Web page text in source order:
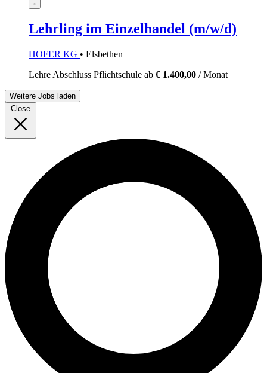
Lehrling im Einzelhandel (m/w/d)
HOFER KG • Elsbethen
Lehre Abschluss Pflichtschule ab € 1.400,00 / Monat
Weitere Jobs laden
Close